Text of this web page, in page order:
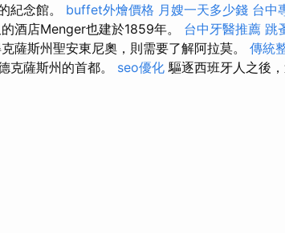
紀念館。 buffet外燴價格 月嫂一天多少錢 台中
酒店Menger也建於1859年。 台中牙醫推薦 跳
薩斯州聖安東尼奧，則需要了解阿拉莫。 傳統
克薩斯州的首都。 seo優化 驅逐西班牙人之後